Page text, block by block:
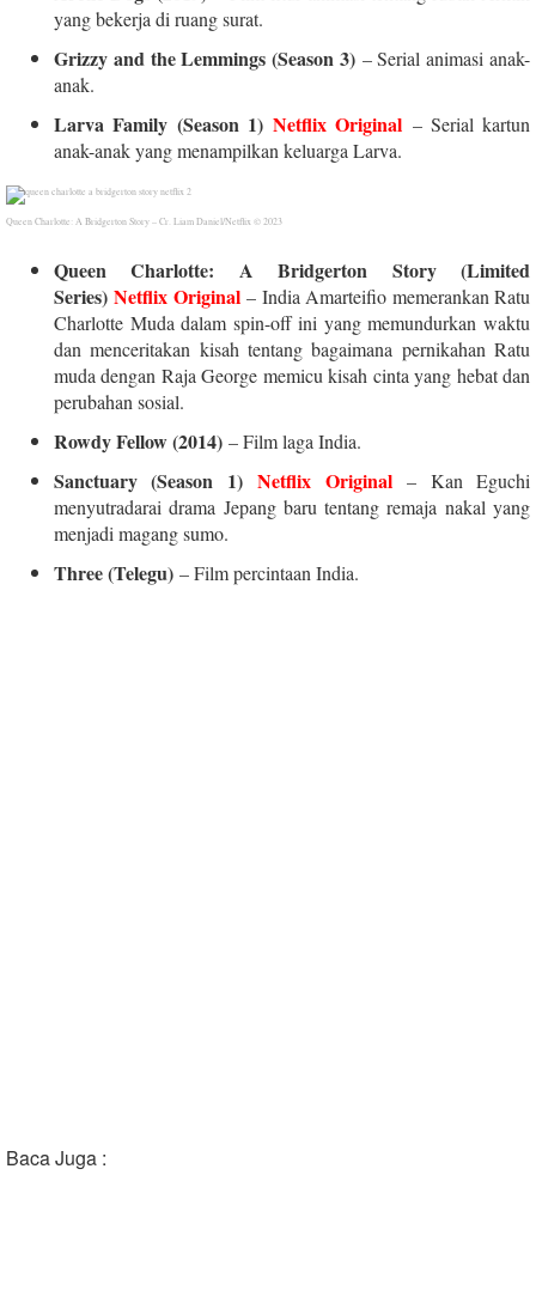
yang bekerja di ruang surat.
Grizzy and the Lemmings (Season 3)– Serial animasi anak-
anak.
Larva Family (Season 1) Netflix Original – Serial kartun
anak-anak yang menampilkan keluarga Larva.
Queen Charlotte: A Bridgerton Story – Cr. Liam Daniel/Netflix © 2023
Queen Charlotte: A Bridgerton Story (Limited
Series)Netflix Original– India Amarteifio memerankan Ratu
Charlotte Muda dalam spin-off ini yang memundurkan waktu
dan menceritakan kisah tentang bagaimana pernikahan Ratu
muda dengan Raja George memicu kisah cinta yang hebat dan
perubahan sosial.
Rowdy Fellow (2014) – Film laga India.
Sanctuary (Season 1)Netflix Original– Kan Eguchi
menyutradarai drama Jepang baru tentang remaja nakal yang
menjadi magang sumo.
Three (Telegu) – Film percintaan India.
Baca Juga :